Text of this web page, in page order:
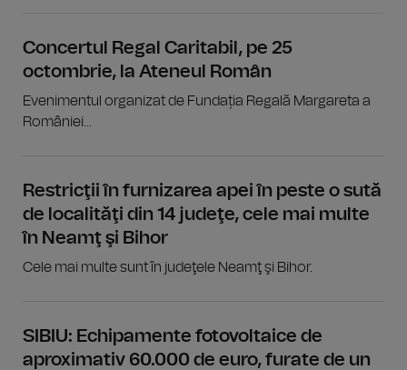
Concertul Regal Caritabil, pe 25
octombrie, la Ateneul Român
Evenimentul organizat de Fundația Regală Margareta a
României...
Restricţii în furnizarea apei în peste o sută
de localităţi din 14 judeţe, cele mai multe
în Neamţ şi Bihor
Cele mai multe sunt în judeţele Neamţ şi Bihor.
SIBIU: Echipamente fotovoltaice de
aproximativ 60.000 de euro, furate de un